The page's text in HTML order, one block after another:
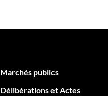
Marchés publics
Délibérations et Actes